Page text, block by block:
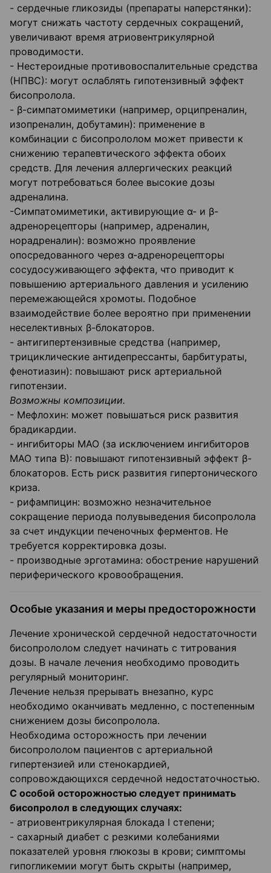
- сердечные гликозиды (препараты наперстянки):
могут снижать частоту сердечных сокращений,
увеличивают время атриовентрикулярной
проводимости.
- Нестероидные противовоспалительные средства
(НПВС): могут ослаблять гипотензивный эффект
бисопролола.
- β-симпатомиметики (например, орципреналин,
изопреналин, добутамин): применение в
комбинации с бисопрололом может привести к
снижению терапевтического эффекта обоих
средств. Для лечения аллергических реакций
могут потребоваться более высокие дозы
адреналина.
-Симпатомиметики, активирующие α- и β-
адренорецепторы (например, адреналин,
норадреналин): возможно проявление
опосредованного через α-адренорецепторы
сосудосуживающего эффекта, что приводит к
повышению артериального давления и усилению
перемежающейся хромоты. Подобное
взаимодействие более вероятно при применении
неселективных β-блокаторов.
- антигипертензивные средства (например,
трициклические антидепрессанты, барбитураты,
фенотиазин): повышают риск артериальной
гипотензии.
Возможны композиции.
- Мефлохин: может повышаться риск развития
брадикардии.
- ингибиторы МАО (за исключением ингибиторов
МАО типа В): повышают гипотензивный эффект β-
блокаторов. Есть риск развития гипертонического
криза.
- рифампицин: возможно незначительное
сокращение периода полувыведения бисопролола
за счет индукции печеночных ферментов. Не
требуется корректировка дозы.
- производные эрготамина: обострение нарушений
периферического кровообращения.
Особые указания и меры предосторожности
Лечение хронической сердечной недостаточности
бисопрололом следует начинать с титрования
дозы. В начале лечения необходимо проводить
регулярный мониторинг.
Лечение нельзя прерывать внезапно, курс
необходимо оканчивать медленно, с постепенным
снижением дозы бисопролола.
Необходима осторожность при лечении
бисопрололом пациентов с артериальной
гипертензией или стенокардией,
сопровождающихся сердечной недостаточностью.
С особой осторожностью следует принимать
бисопролол в следующих случаях:
- атриовентрикулярная блокада I степени;
- сахарный диабет с резкими колебаниями
показателей уровня глюкозы в крови; симптомы
гипогликемии могут быть скрыты (например,